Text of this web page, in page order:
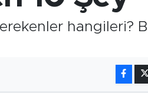
hangileri?